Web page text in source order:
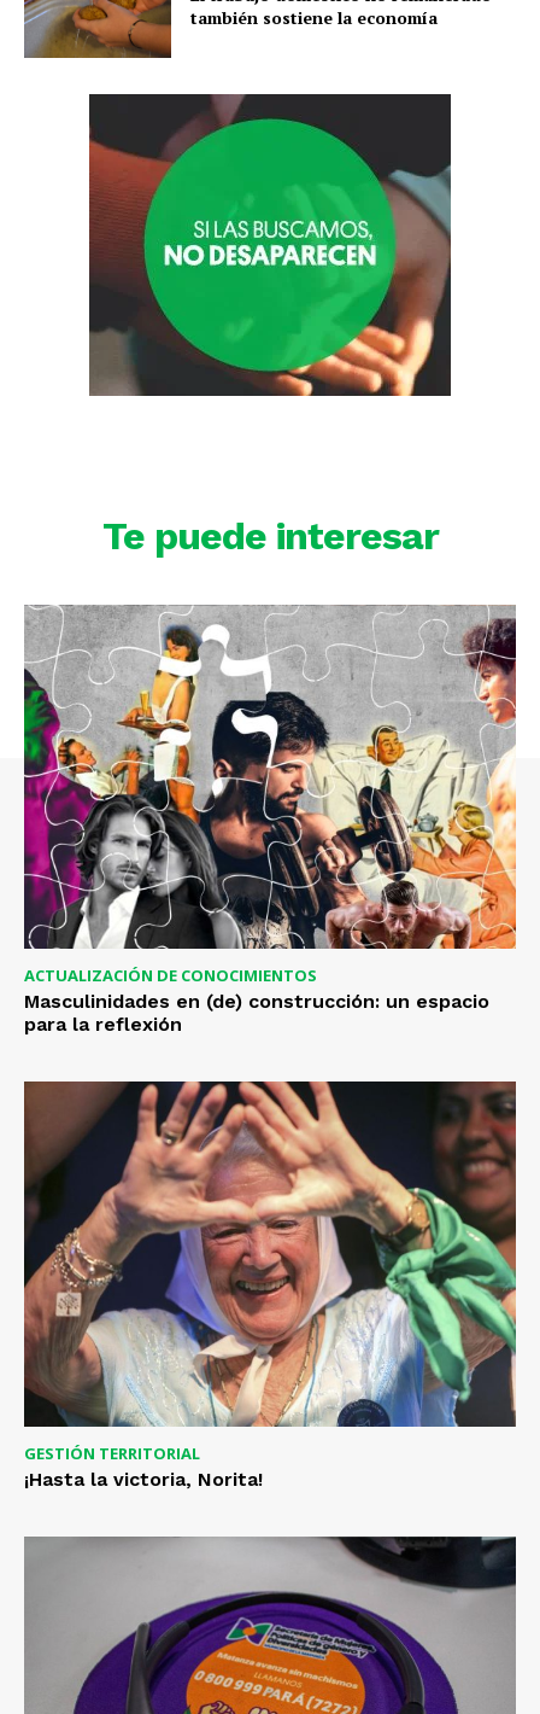
también sostiene la economía
Te puede interesar
ACTUALIZACIÓN DE CONOCIMIENTOS
Masculinidades en (de) construcción: un espacio
para la reflexión
GESTIÓN TERRITORIAL
¡Hasta la victoria, Norita!